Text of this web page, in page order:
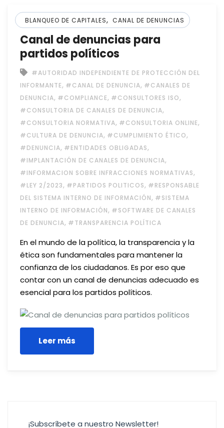
BLANQUEO DE CAPITALES, CANAL DE DENUNCIAS
Canal de denuncias para
partidos políticos
#AUTORIDAD INDEPENDIENTE DE PROTECCIÓN DEL
INFORMANTE, #CANAL DE DENUNCIA, #CANALES DE
DENUNCIA, #COMPLIANCE, #CONSULTORES ISO,
#CONSULTORIA DE CANALES DE DENUNCIA,
#CONSULTORIA NORMATIVA, #CONSULTORIA ONLINE,
#CULTURA DE DENUNCIA, #CUMPLIMIENTO ÉTICO,
#DENUNCIA, #ENTIDADES OBLIGADAS,
#IMPLANTACIÓN DE CANALES DE DENUNCIA,
#INFORMACION SOBRE INFRACCIONES NORMATIVAS,
#LEY 2/2023, #PARTIDOS POLITICOS, #RESPONSABLE
DEL SISTEMA INTERNO DE INFORMACIÓN, #SISTEMA
INTERNO DE INFORMACIÓN, #SOFTWARE DE CANALES
DE DENUNCIA, #TRANSPARENCIA POLÍTICA
En el mundo de la política, la transparencia y la
ética son fundamentales para mantener la
confianza de los ciudadanos. Es por eso que
contar con un canal de denuncias adecuado es
esencial para los partidos políticos.
Leer más
¡Subscríbete a nuestro Newsletter!